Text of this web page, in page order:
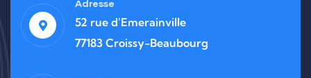
Adresse
52 rue d'Emerainville
77183 Croissy-Beaubourg